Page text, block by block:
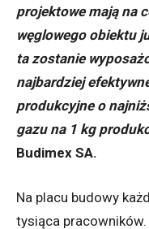
projektowe mają na
węglowego obiektu
ta zostanie
najbardziej
produkcyjne o
gazu na 1 kg
Budimex SA.
Na placu budowy
tysiąca